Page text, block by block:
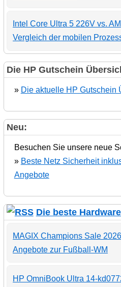
Intel Core Ultra 5 226V vs.
Vergleich der mobilen
Die HP Gutschein
» Die aktuelle HP Gutschein
Neu:
Besuchen Sie unsere neue
» Beste Netz Sicherheit
Angebote
Die beste
MAGIX Champions Sale
Angebote zur Fußball-WM
HP OmniBook Ultra 14-